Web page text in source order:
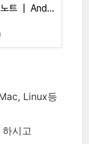
SDK 플랫폼 도구 출시 노트 | Android Studio | Android Developers
Linux등
시고